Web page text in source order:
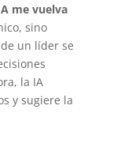
me vuelva
sino
un líder se
la IA
y sugiere la